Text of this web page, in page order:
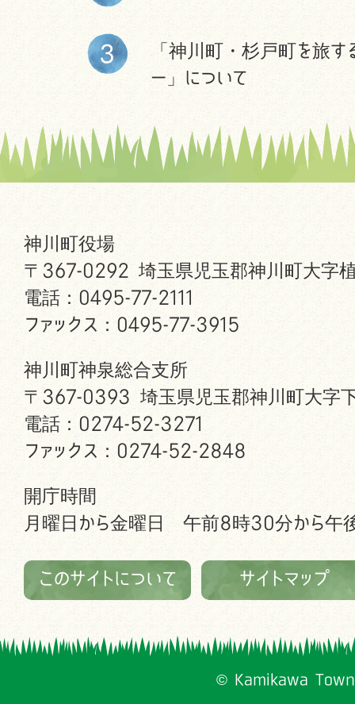
「神川町・杉戸町を旅す
ー」について
神川町役場
〒367-0292 埼玉県児玉郡神川町大字
電話：0495-77-2111
ファックス：0495-77-3915
神川町神泉総合支所
〒367-0393 埼玉県児玉郡神川町大字
電話：0274-52-3271
ファックス：0274-52-2848
開庁時間
月曜日から金曜日 午前8時30分から午
このサイトについて サイトマップ
© Kamikawa Town